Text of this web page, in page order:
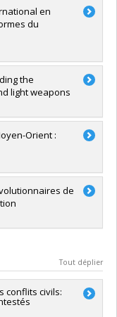
en
du
the
light weapons
Orient :
de
Tout déplier
conflits civils: